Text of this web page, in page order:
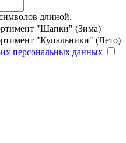
длиной.
"Шапки" (Зима)
"Купальники" (Лето)
персональных данных